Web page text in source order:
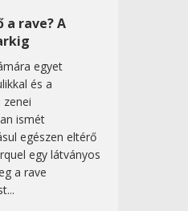
rave? A
egyet
és a
zenei
ismét
egészen eltérő
egy látványos
a rave